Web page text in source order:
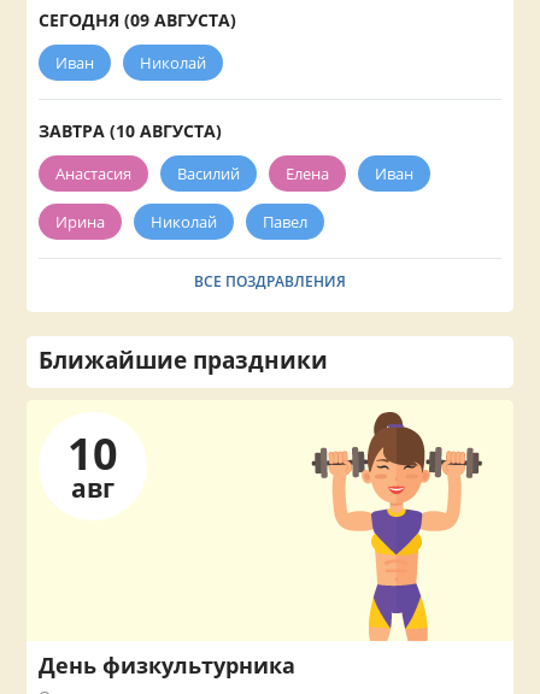
СЕГОДНЯ (09 АВГУСТА)
Иван Николай
ЗАВТРА (10 АВГУСТА)
Анастасия Василий Елена Иван
Ирина Николай Павел
ВСЕ ПОЗДРАВЛЕНИЯ
Ближайшие праздники
10
авг
День физкультурника